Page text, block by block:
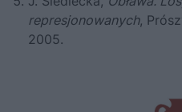
represjonowanych,
2005.